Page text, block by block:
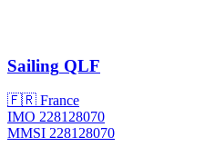
Sailing QLF
🇫🇷 France
IMO 228128070
MMSI 228128070